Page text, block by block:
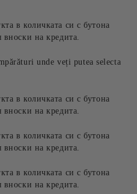
в количката си с бутона
на кредита.
unde veți putea selecta
в количката си с бутона
на кредита.
в количката си с бутона
на кредита.
в количката си с бутона
на кредита.